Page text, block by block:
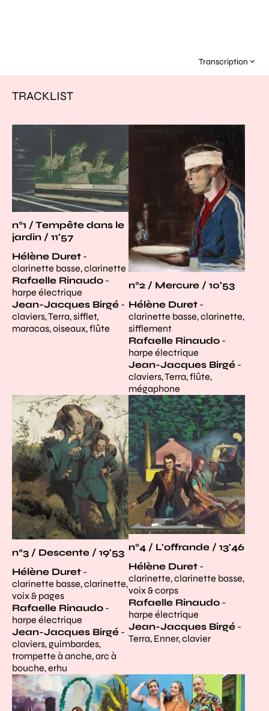
Transcription
TRACKLIST
Agrandir
n°1 / Tempête dans le
jardin / 11'57
Hélène Duret -
clarinette basse, clarinette
Rafaelle Rinaudo -
harpe électrique
Jean-Jacques Birgé -
claviers, Terra, sifflet,
maracas, oiseaux, flûte
n°2 / Mercure / 10'53
Hélène Duret -
clarinette basse, clarinette,
sifflement
Rafaelle Rinaudo -
harpe électrique
Jean-Jacques Birgé -
claviers, Terra, flûte,
mégaphone
Agrandir
n°3 / Descente / 19'53
Hélène Duret -
clarinette basse, clarinette,
voix & pages
Rafaelle Rinaudo -
harpe électrique
Jean-Jacques Birgé -
claviers, guimbardes,
trompette à anche, arc à
bouche, erhu
Agrandir
n°4 / L'offrande / 13'46
Hélène Duret -
clarinette, clarinette basse,
voix & corps
Rafaelle Rinaudo -
harpe électrique
Jean-Jacques Birgé -
Terra, Enner, clavier
Agrandir Agrandir